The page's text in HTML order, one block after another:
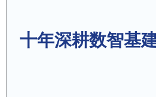
十年深耕数智基